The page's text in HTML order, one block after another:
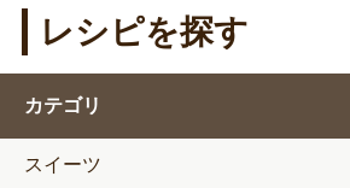
レシピを探す
カテゴリ
スイーツ